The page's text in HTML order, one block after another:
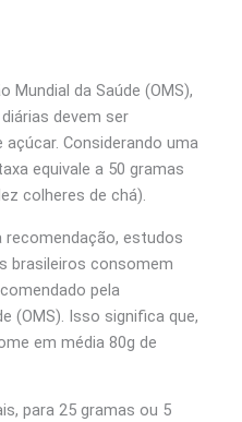
Mundial da Saúde (OMS),
devem ser
Considerando uma
equivale a 50 gramas
colheres de chá).
estudos
brasileiros consomem
pela
(OMS). Isso significa que,
em média 80g de
para 25 gramas ou 5